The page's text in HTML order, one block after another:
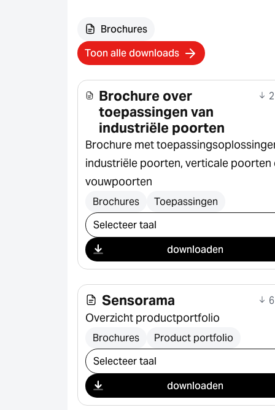
Brochures
Toon alle downloads
Brochure over
toepassingen van
industriële poorten
Brochure met
industriële poorten, verticale poorten
vouwpoorten
Brochures Toepassingen
Selecteer download
downloaden
Sensorama
Overzicht productportfolio
Brochures Product portfolio
Selecteer download
downloaden